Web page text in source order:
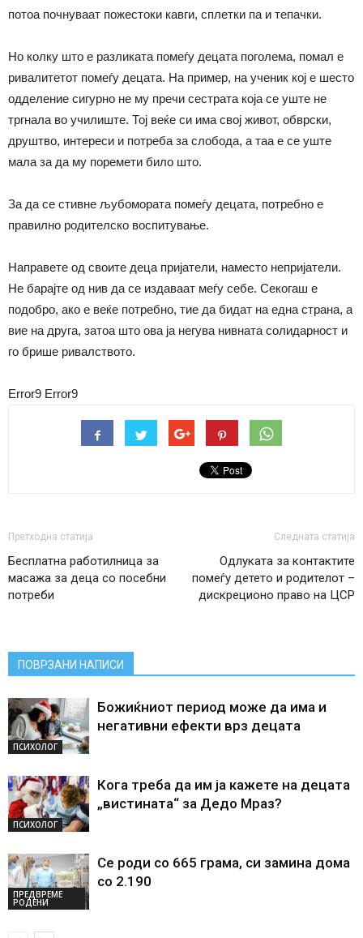
потоа почнуваат пожестоки кавги, сплетки па и тепачки.
Но колку што е разликата помеѓу децата поголема, помал е
ривалитетот помеѓу децата. На пример, на ученик кој е шесто
одделение сигурно не му пречи сестрата која се уште не
тргнала во училиште. Тој веќе си има свој живот, обврски,
друштво, интереси и потреба за слобода, а таа е се уште
мала за да му поремети било што.
За да се стивне љубомората помеѓу децата, потребно е
правилно родителско воспитување.
Направете од своите деца пријатели, наместо непријатели.
Не барајте од нив да се издаваат меѓу себе. Секогаш е
подобро, ако е веќе потребно, тие да бидат на една страна, а
вие на друга, затоа што ова ја негува нивната солидарност и
го брише ривалството.
Error9 Error9
Претходна статија
Бесплатна работилница за
масажа за деца со посебни
потреби
Следната статија
Одлуката за контактите
помеѓу детето и родителот –
дискреционо право на ЦСР
ПОВРЗАНИ НАПИСИ
ПСИХОЛОГ
Божиќниот период може да има и
негативни ефекти врз децата
ПСИХОЛОГ
Кога треба да им ја кажете на децата
„вистината“ за Дедо Мраз?
ПРЕДВРЕМЕ
РОДЕНИ
Се роди со 665 грама, си замина дома
со 2.190